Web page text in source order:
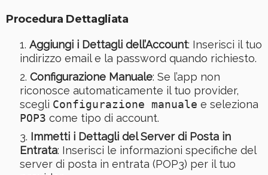
Procedura Dettagliata
Aggiungi i Dettagli dell’Account: Inserisci il tuo
indirizzo email e la password quando richiesto.
Configurazione Manuale: Se l’app non
riconosce automaticamente il tuo provider,
scegli Configurazione manuale e seleziona
POP3 come tipo di account.
Immetti i Dettagli del Server di Posta in
Entrata: Inserisci le informazioni specifiche del
server di posta in entrata (POP3) per il tuo